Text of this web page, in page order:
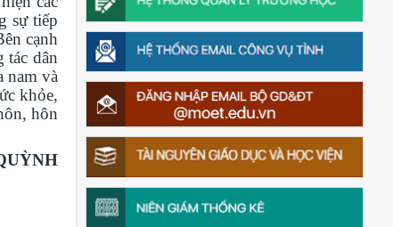
sự tiếp
cạnh
tác dân
nam và
khỏe,
hôn